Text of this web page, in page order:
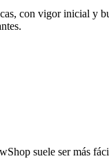
con vigor inicial y
suele ser más